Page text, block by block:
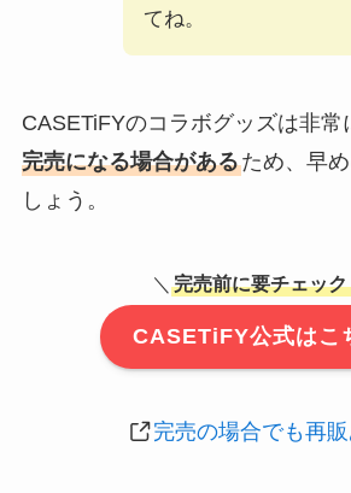
てね。
CASETiFYのコラボグッズは非常
完売になる場合があるため、早
しょう。
＼ 完売前に要チェック
CASETiFY公式はこ
完売の場合でも再販